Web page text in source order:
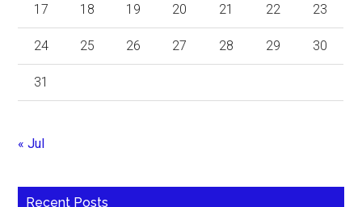
17 18 19 20 21 22 23
24 25 26 27 28 29 30
31
« Jul
Recent Posts